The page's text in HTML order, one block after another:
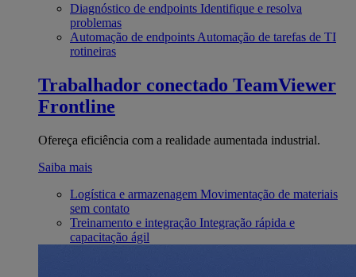
Diagnóstico de endpoints Identifique e resolva
problemas
Automação de endpoints Automação de tarefas de TI
rotineiras
Trabalhador conectado TeamViewer
Frontline
Ofereça eficiência com a realidade aumentada industrial.
Saiba mais
Logística e armazenagem Movimentação de materiais
sem contato
Treinamento e integração Integração rápida e
capacitação ágil